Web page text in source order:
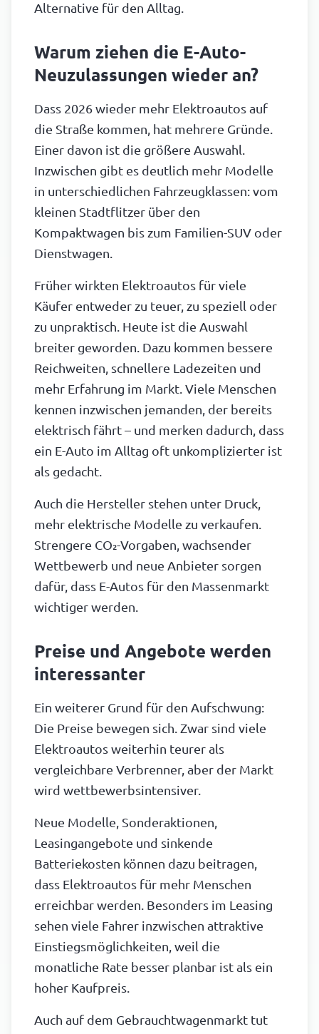
Alternative für den Alltag.
Warum ziehen die E-Auto-
Neuzulassungen wieder an?
Dass 2026 wieder mehr Elektroautos auf
die Straße kommen, hat mehrere Gründe.
Einer davon ist die größere Auswahl.
Inzwischen gibt es deutlich mehr Modelle
in unterschiedlichen Fahrzeugklassen: vom
kleinen Stadtflitzer über den
Kompaktwagen bis zum Familien-SUV oder
Dienstwagen.
Früher wirkten Elektroautos für viele
Käufer entweder zu teuer, zu speziell oder
zu unpraktisch. Heute ist die Auswahl
breiter geworden. Dazu kommen bessere
Reichweiten, schnellere Ladezeiten und
mehr Erfahrung im Markt. Viele Menschen
kennen inzwischen jemanden, der bereits
elektrisch fährt – und merken dadurch, dass
ein E-Auto im Alltag oft unkomplizierter ist
als gedacht.
Auch die Hersteller stehen unter Druck,
mehr elektrische Modelle zu verkaufen.
Strengere CO₂-Vorgaben, wachsender
Wettbewerb und neue Anbieter sorgen
dafür, dass E-Autos für den Massenmarkt
wichtiger werden.
Preise und Angebote werden
interessanter
Ein weiterer Grund für den Aufschwung:
Die Preise bewegen sich. Zwar sind viele
Elektroautos weiterhin teurer als
vergleichbare Verbrenner, aber der Markt
wird wettbewerbsintensiver.
Neue Modelle, Sonderaktionen,
Leasingangebote und sinkende
Batteriekosten können dazu beitragen,
dass Elektroautos für mehr Menschen
erreichbar werden. Besonders im Leasing
sehen viele Fahrer inzwischen attraktive
Einstiegsmöglichkeiten, weil die
monatliche Rate besser planbar ist als ein
hoher Kaufpreis.
Auch auf dem Gebrauchtwagenmarkt tut